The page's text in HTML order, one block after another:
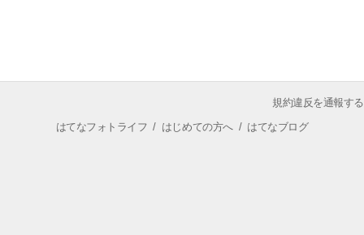
規約違反を通報する
はてなフォトライフ / はじめての方へ/ はてなブログ